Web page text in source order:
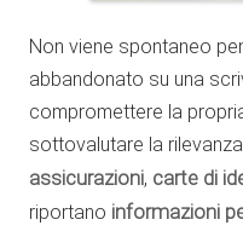
Non viene spontaneo
abbandonato su una
compromettere la
sottovalutare la
assicurazioni, carte di
riportano informazioni